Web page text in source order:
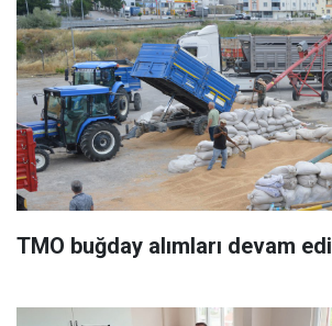
TMO buğday alımları devam